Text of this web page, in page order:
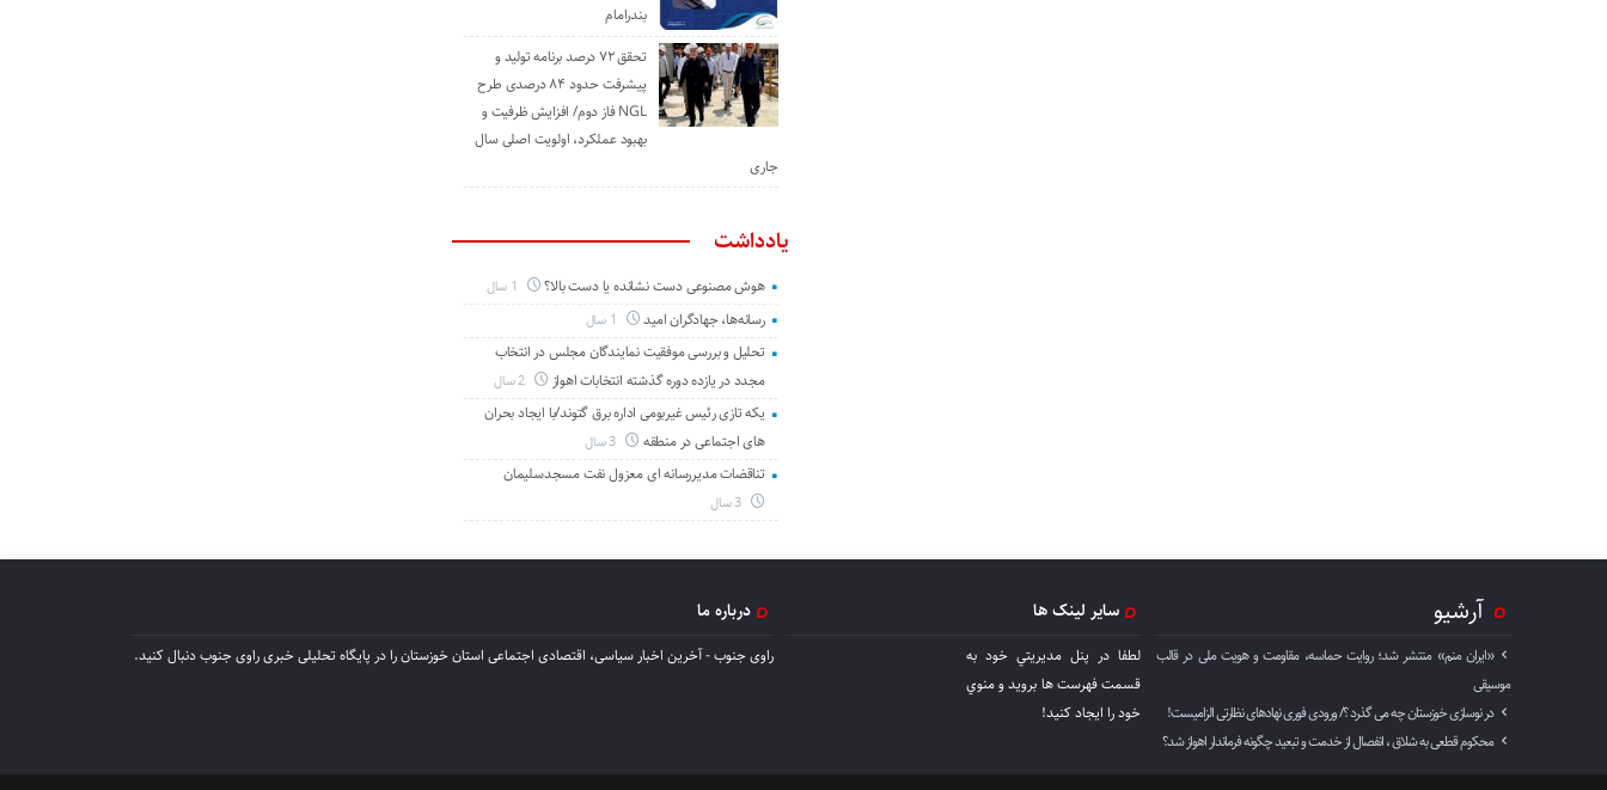
بندرامام
تحقق ۷۲ درصد برنامه تولید و
پیشرفت حدود ۸۴ درصدی طرح
NGL فاز دوم/ افزایش ظرفیت و
بهبود عملکرد، اولویت اصلی سال
جاری
یادداشت
هوش مصنوعی دست نشانده یا دست بالا؟
رسانه‌ها، جهادگران امید
تحلیل و بررسی موفقیت نمایندگان مجلس در انتخاب
مجدد در یازده دوره گذشته انتخابات اهواز
یکه تازی رئیس غیربومی اداره برق گتوند/با ایجاد بحران
های اجتماعی در منطقه
تناقضات مدیررسانه ای معزول نفت مسجدسلیمان
آرشیو
«ایران منم» منتشر شد؛ روایت حماسه، مقاومت و هویت ملی در قالب
موسیقی
در نوسازی خوزستان چه می گذرد ؟/ ورودی فوری نهادهای نظارتی الزامیست!
محکوم قطعی به شلاق ، انفصال از خدمت و تبعید چگونه فرماندار اهواز شد؟
سایر لینک ها
لطفا در پنل مديريتي خود به
قسمت فهرست ها برويد و منوي
خود را ايجاد كنيد!
درباره ما
راوی جنوب - آخرین اخبار سیاسی، اقتصادی اجتماعی استان خوزستان را در پایگاه تحلیلی خبری راوی جنوب دنبال کنید.